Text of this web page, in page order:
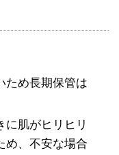
ため長期保管は
に肌がヒリヒリ
め、不安な場合